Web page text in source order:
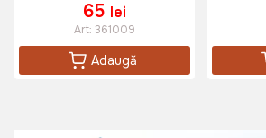
65 lei
Art: 361009
Adaugă